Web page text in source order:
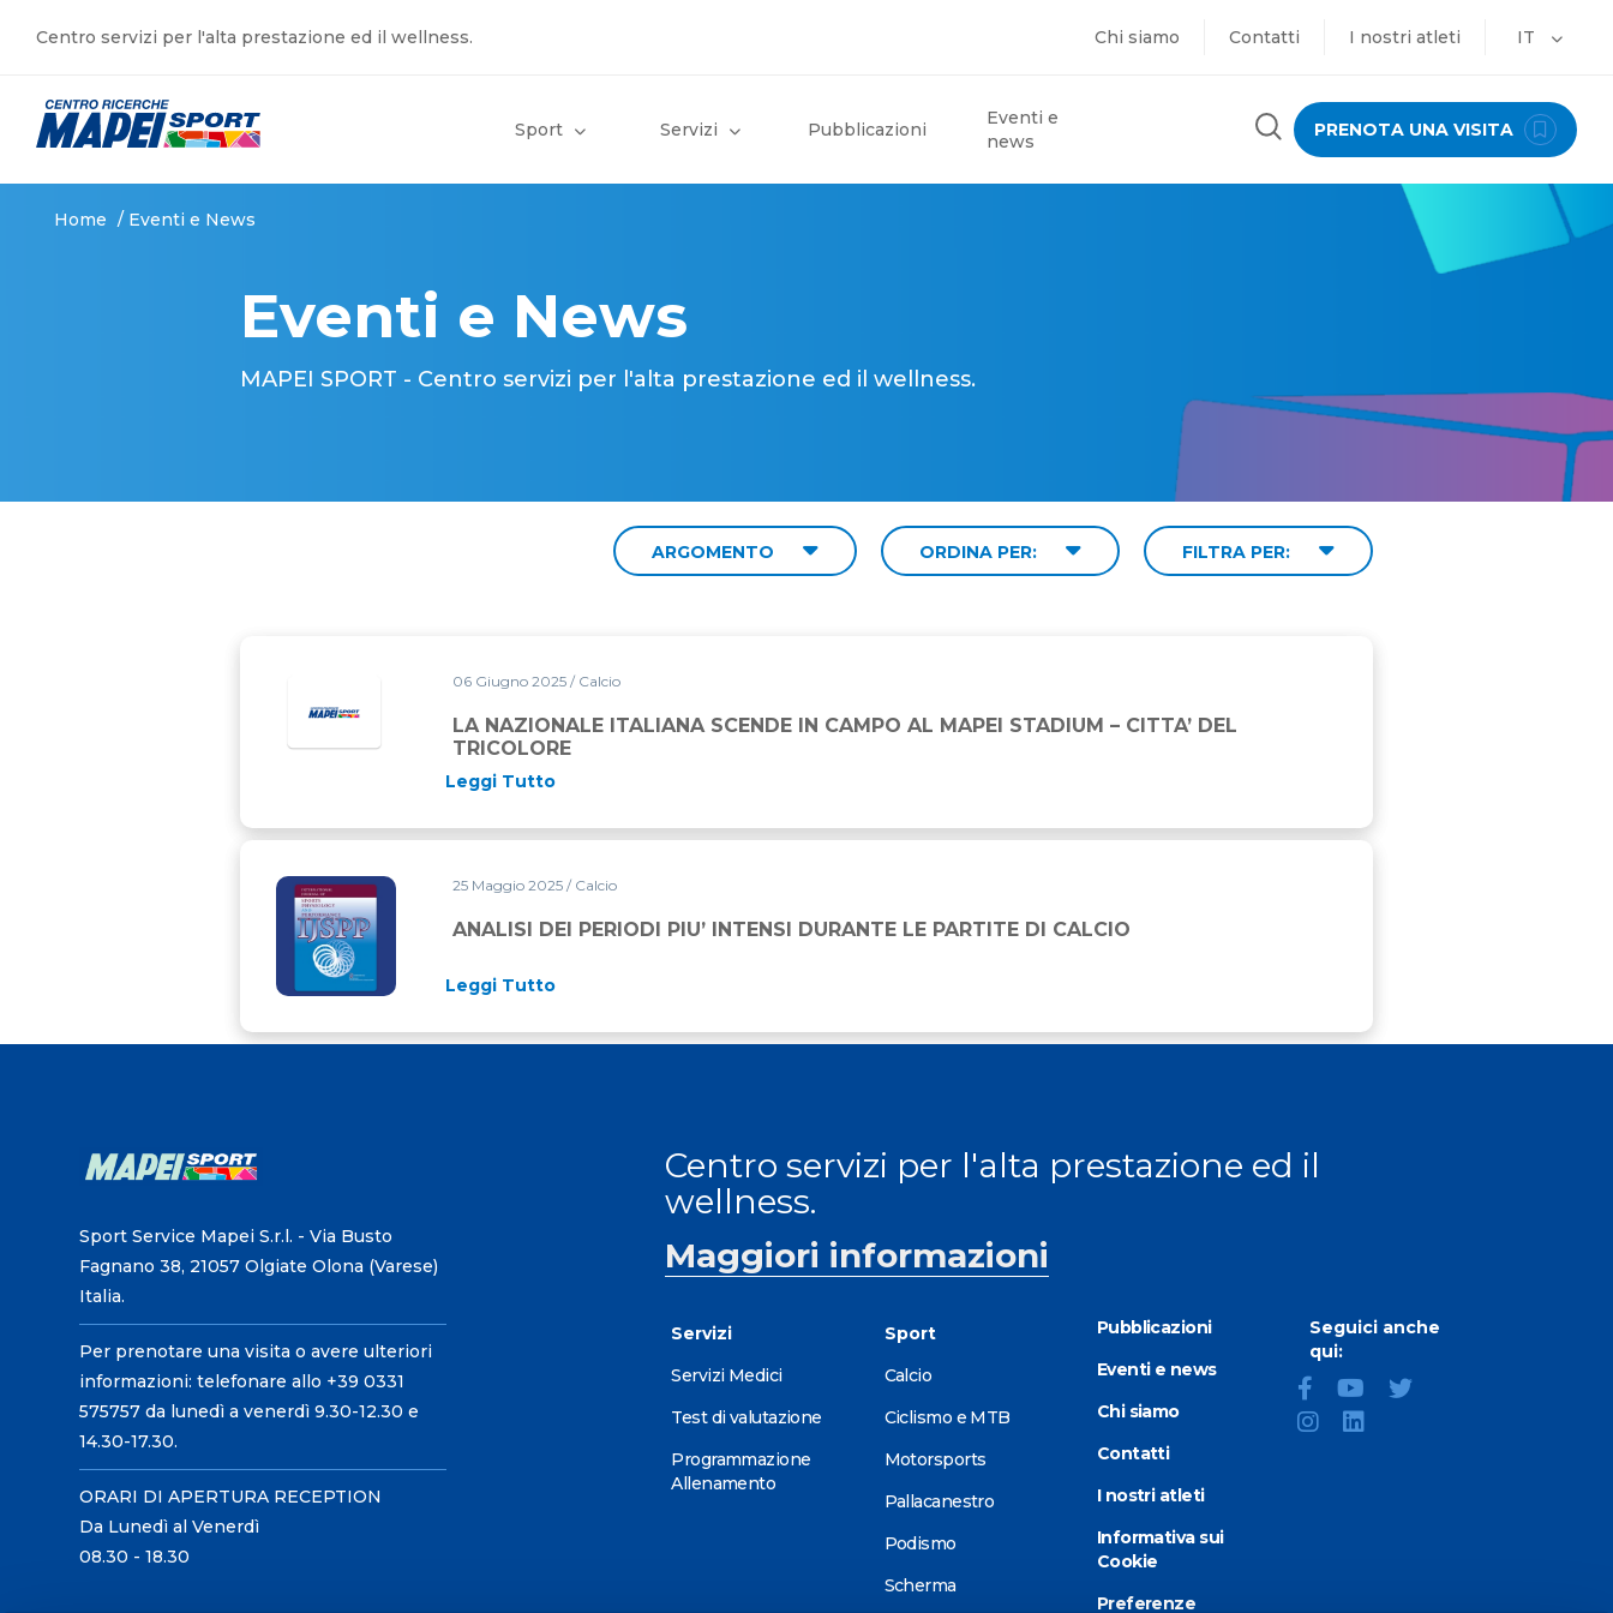
Centro servizi per l'alta prestazione ed il wellness. Chi siamo Contatti I nostri atleti IT
Sport Servizi Pubblicazioni
Eventi e
news
PRENOTA UNA VISITA
Home / Eventi e News
Eventi e News
MAPEI SPORT - Centro servizi per l'alta prestazione ed il wellness.
ARGOMENTO ORDINA PER: FILTRA PER:
06 Giugno 2025 / Calcio
LA NAZIONALE ITALIANA SCENDE IN CAMPO AL MAPEI STADIUM – CITTA’ DEL
TRICOLORE
Leggi Tutto
ANALISI DEI PERIODI PIU’ INTENSI DURANTE LE PARTITE DI CALCIO
25 Maggio 2025 / Calcio
ANALISI DEI PERIODI PIU’ INTENSI DURANTE LE PARTITE DI CALCIO
Leggi Tutto
Sport Service Mapei S.r.l. - Via Busto
Fagnano 38, 21057 Olgiate Olona (Varese)
Italia.
Per prenotare una visita o avere ulteriori
informazioni: telefonare allo +39 0331
575757 da lunedì a venerdì 9.30-12.30 e
14.30-17.30.
ORARI DI APERTURA RECEPTION
Da Lunedì al Venerdì
08.30 - 18.30
Centro servizi per l'alta prestazione ed il
wellness.
Maggiori informazioni
Servizi
Servizi Medici
Test di valutazione
Programmazione
Allenamento
Sport
Calcio
Ciclismo e MTB
Motorsports
Pallacanestro
Podismo
Scherma
Pubblicazioni
Eventi e news
Chi siamo
Contatti
I nostri atleti
Informativa sui
Cookie
Preferenze
Seguici anche
qui: